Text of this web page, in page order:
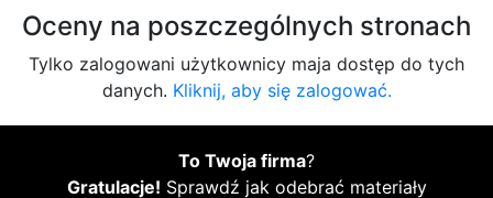
Oceny na poszczególnych stronach
Tylko zalogowani użytkownicy maja dostęp do tych
danych. Kliknij, aby się zalogować.
To Twoja firma?
Gratulacje! Sprawdź jak odebrać materiały